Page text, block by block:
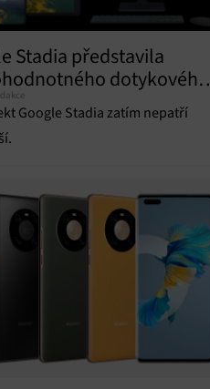
Stadia představila
dotykového
strategické hry
Google Stadia zatím nepatří